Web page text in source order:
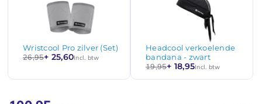
Wristcool Pro zilver (Set)
26,95+ 25,60Incl. btw
Headcool verkoelende
bandana - zwart
19,95+ 18,95Incl. btw